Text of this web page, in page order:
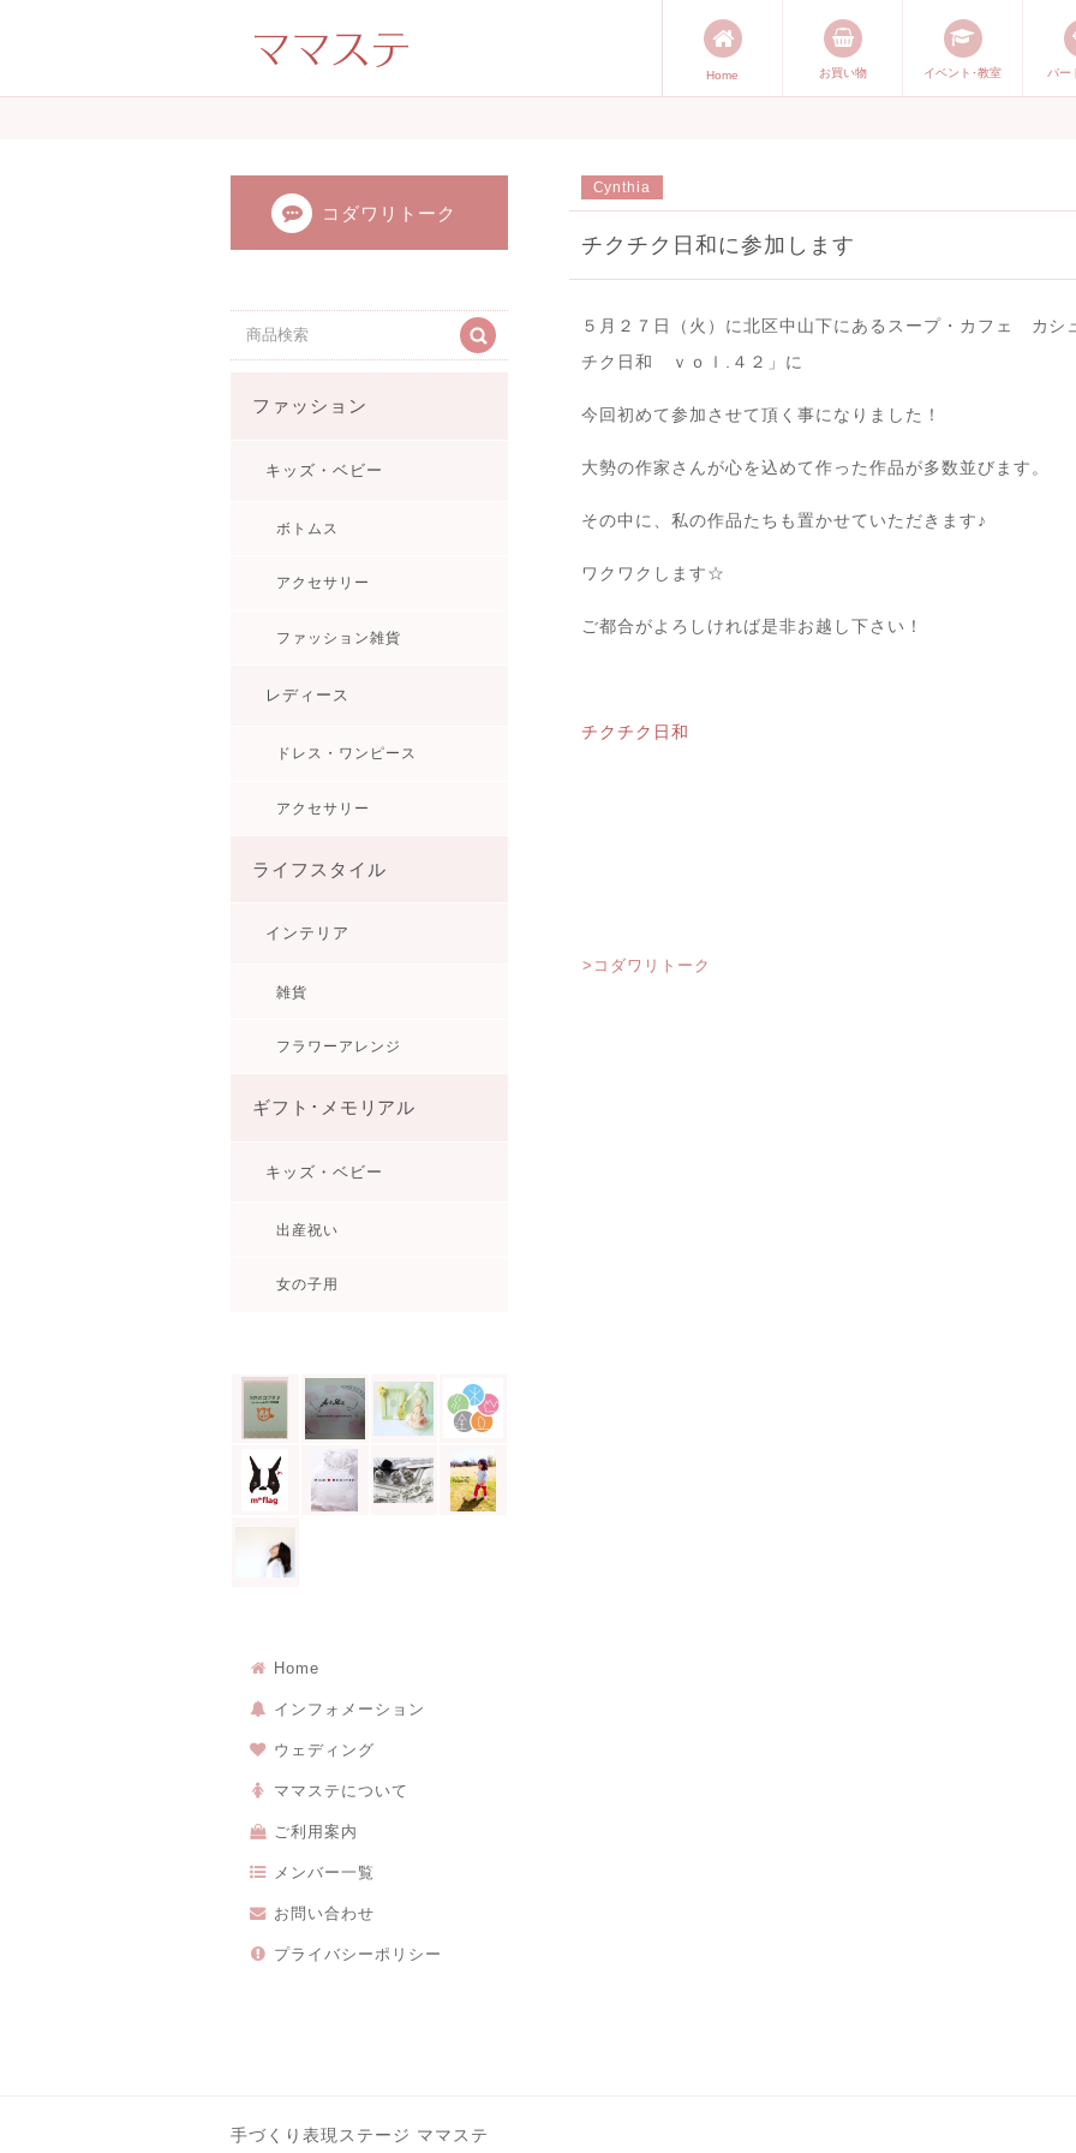
てます。
Home お買い物 イベント･教室 パー
Cynthia
チクチク日和に参加します
５月２７日（火）に北区中山下にあるスープ・カフェ カシ
チク日和 ｖｏｌ.４２」に
今回初めて参加させて頂く事になりました！
大勢の作家さんが心を込めて作った作品が多数並びます。
その中に、私の作品たちも置かせていただきます♪
ワクワクします☆
ご都合がよろしければ是非お越し下さい！
チクチク日和
>コダワリトーク
コダワリトーク
ファッション
キッズ・ベビー
ボトムス
アクセサリー
ファッション雑貨
レディース
ドレス・ワンピース
アクセサリー
ライフスタイル
インテリア
雑貨
フラワーアレンジ
ギフト･メモリアル
キッズ・ベビー
出産祝い
女の子用
Home
インフォメーション
ウェディング
ママステについて
ご利用案内
メンバー一覧
お問い合わせ
プライバシーポリシー
手づくり表現ステージ ママステ